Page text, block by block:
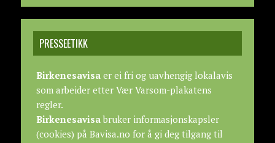
PRESSEETIKK
Birkenesavisaer ei fri og uavhengig lokalavis
som arbeider etter Vær Varsom-plakatens
regler.
Birkenesavisabruker informasjonskapsler
(cookies) på Bavisa.no for å gi deg tilgang til